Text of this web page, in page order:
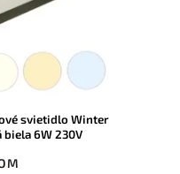
svietidlo Winter
biela 6W 230V